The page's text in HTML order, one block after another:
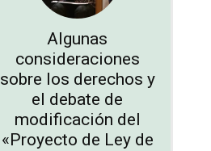
Algunas
consideraciones
sobre los derechos y
el debate de
modificación del
«Proyecto de Ley de